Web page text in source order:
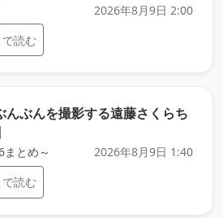
2026年8月9日 2:00
読む
んぶんを撮影する遠藤さくらち
とめ～
2026年8月9日 1:40
読む